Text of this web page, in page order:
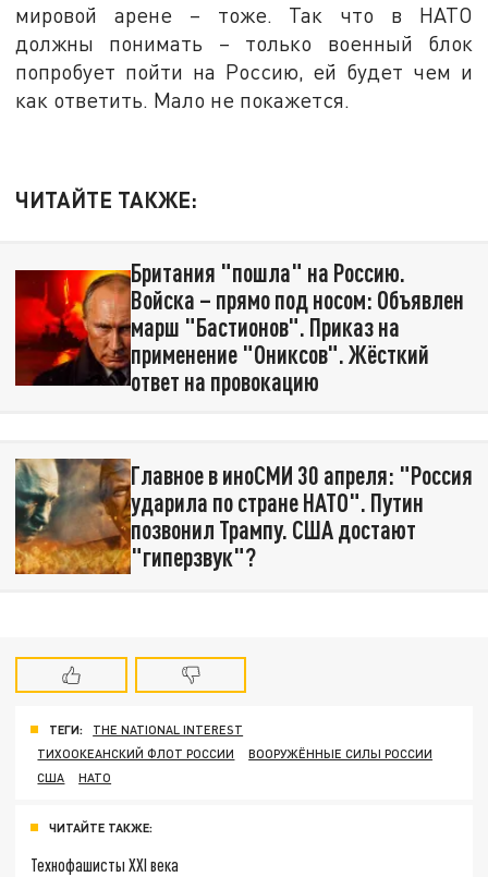
мировой арене – тоже. Так что в НАТО
должны понимать – только военный блок
попробует пойти на Россию, ей будет чем и
как ответить. Мало не покажется.
ЧИТАЙТЕ ТАКЖЕ:
Британия "пошла" на Россию.
Войска – прямо под носом: Объявлен
марш "Бастионов". Приказ на
применение "Ониксов". Жёсткий
ответ на провокацию
Главное в иноСМИ 30 апреля: "Россия
ударила по стране НАТО". Путин
позвонил Трампу. США достают
"гиперзвук"?
ТЕГИ:
THE NATIONAL INTEREST
ТИХООКЕАНСКИЙ ФЛОТ РОССИИ
ВООРУЖЁННЫЕ СИЛЫ РОССИИ
США
НАТО
ЧИТАЙТЕ ТАКЖЕ:
Технофашисты XXI века